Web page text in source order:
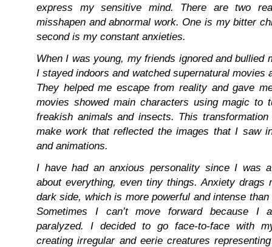
express my sensitive mind. There are two
misshapen and abnormal work. One is my bitter
second is my constant anxieties.
When I was young, my friends ignored and bullied
I stayed indoors and watched supernatural movies
They helped me escape from reality and gave
movies showed main characters using magic to
freakish animals and insects. This
make work that reflected the images that I saw
and animations.
I have had an anxious personality since I was
about everything, even tiny things. Anxiety drags
dark side, which is more powerful and intense
Sometimes I can’t move forward because I
paralyzed. I decided to go face-to-face with
creating irregular and eerie creatures